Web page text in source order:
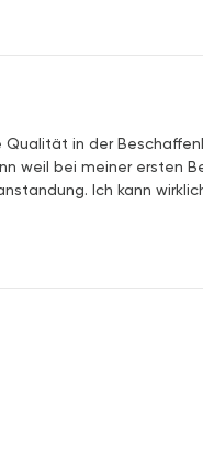
in der
weil bei meiner ersten
Ich kann